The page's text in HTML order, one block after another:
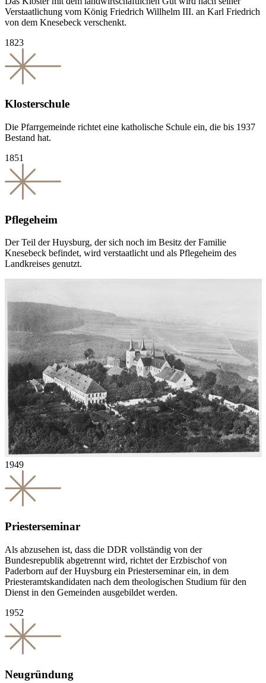
Verstaatlichung vom König Friedrich Willhelm III. an Karl Friedrich
von dem Knesebeck verschenkt.
1823
Klosterschule
Die Pfarrgemeinde richtet eine katholische Schule ein, die bis 1937
Bestand hat.
1851
Pflegeheim
Der Teil der Huysburg, der sich noch im Besitz der Familie
Knesebeck befindet, wird verstaatlicht und als Pflegeheim des
Landkreises genutzt.
1949
Priesterseminar
Als abzusehen ist, dass die DDR vollständig von der
Bundesrepublik abgetrennt wird, richtet der Erzbischof von
Paderborn auf der Huysburg ein Priesterseminar ein, in dem
Priesteramtskandidaten nach dem theologischen Studium für den
Dienst in den Gemeinden ausgebildet werden.
1952
Neugründung